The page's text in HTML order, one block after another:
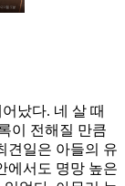
났다. 네 살 때
이 전해질 만큼
견일은 아들의 유
에서도 명망 높은